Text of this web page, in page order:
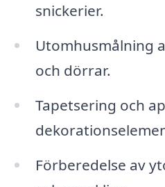
snickerier.
Utomhusmålning
och dörrar.
Tapetsering och
Förberedelse av